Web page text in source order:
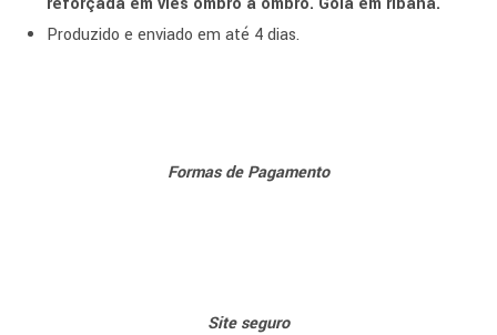
Produzido e enviado em até 4 dias.
Formas de Pagamento
Site seguro